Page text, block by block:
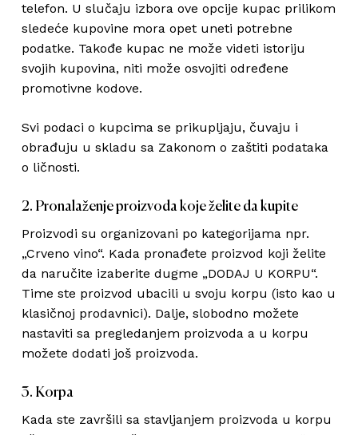
telefon. U slučaju izbora ove opcije kupac prilikom
sledeće kupovine mora opet uneti potrebne
podatke. Takođe kupac ne može videti istoriju
svojih kupovina, niti može osvojiti određene
promotivne kodove.
Svi podaci o kupcima se prikupljaju, čuvaju i
obrađuju u skladu sa Zakonom o zaštiti podataka
o ličnosti.
2. Pronalaženje proizvoda koje želite da kupite
Proizvodi su organizovani po kategorijama npr.
„Crveno vino“. Kada pronađete proizvod koji želite
da naručite izaberite dugme „DODAJ U KORPU“.
Time ste proizvod ubacili u svoju korpu (isto kao u
klasičnoj prodavnici). Dalje, slobodno možete
nastaviti sa pregledanjem proizvoda a u korpu
možete dodati još proizvoda.
3. Korpa
Kada ste završili sa stavljanjem proizvoda u korpu